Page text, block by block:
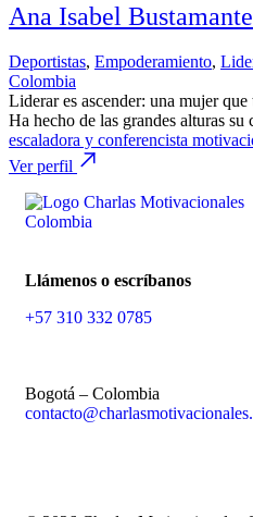
Ana Isabel Bustamante
Deportistas, Empoderamiento,
Colombia
Liderar es ascender: una mujer
Ha hecho de las grandes alturas su
escaladora y conferencista
Ver perfil
Llámenos o escríbanos
+57 310 332 0785
Bogotá – Colombia